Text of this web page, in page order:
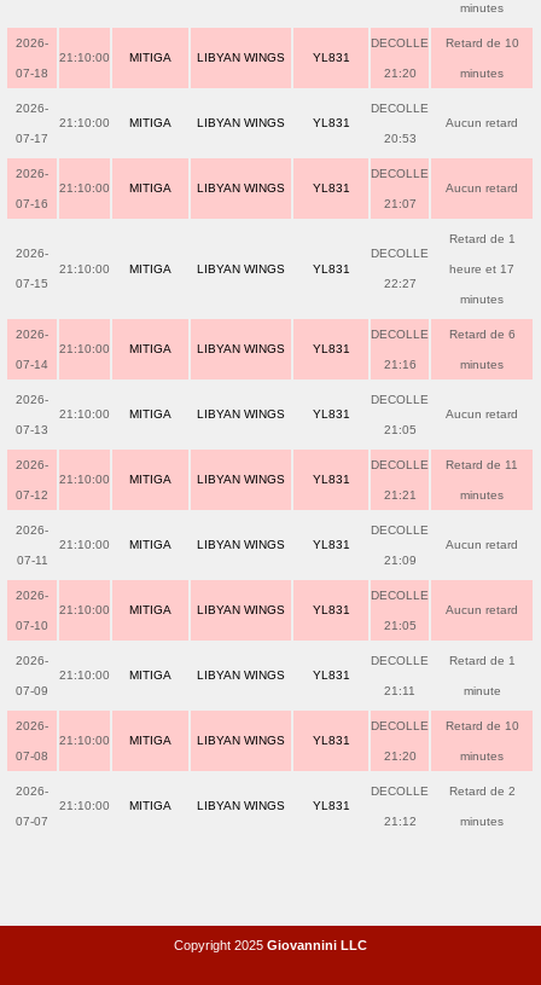
minutes
2026-
07-18
21:10:00 MITIGA LIBYAN WINGS YL831
DECOLLE
21:20
Retard de 10
minutes
2026-
07-17
21:10:00 MITIGA LIBYAN WINGS YL831
DECOLLE
20:53
Aucun retard
2026-
07-16
21:10:00 MITIGA LIBYAN WINGS YL831
DECOLLE
21:07
Aucun retard
2026-
07-15
21:10:00 MITIGA LIBYAN WINGS YL831
DECOLLE
22:27
Retard de 1
heure et 17
minutes
2026-
07-14
21:10:00 MITIGA LIBYAN WINGS YL831
DECOLLE
21:16
Retard de 6
minutes
2026-
07-13
21:10:00 MITIGA LIBYAN WINGS YL831
DECOLLE
21:05
Aucun retard
2026-
07-12
21:10:00 MITIGA LIBYAN WINGS YL831
DECOLLE
21:21
Retard de 11
minutes
2026-
07-11
21:10:00 MITIGA LIBYAN WINGS YL831
DECOLLE
21:09
Aucun retard
2026-
07-10
21:10:00 MITIGA LIBYAN WINGS YL831
DECOLLE
21:05
Aucun retard
2026-
07-09
21:10:00 MITIGA LIBYAN WINGS YL831
DECOLLE
21:11
Retard de 1
minute
2026-
07-08
21:10:00 MITIGA LIBYAN WINGS YL831
DECOLLE
21:20
Retard de 10
minutes
2026-
07-07
21:10:00 MITIGA LIBYAN WINGS YL831
DECOLLE
21:12
Retard de 2
minutes
Copyright 2025 Giovannini LLC